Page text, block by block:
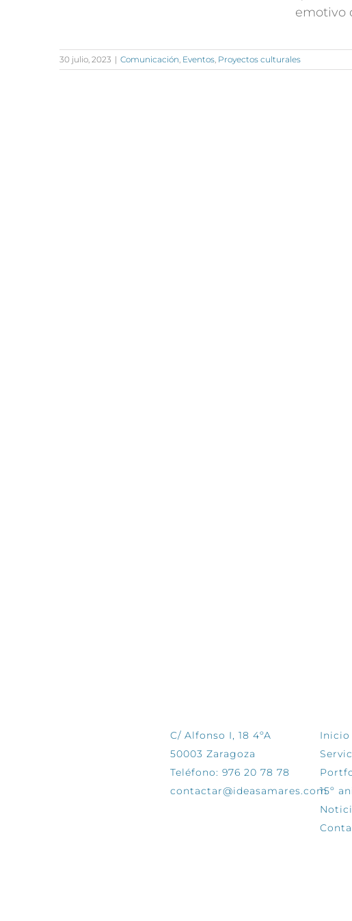
emotivo
30 julio, 2023 | Comunicación, Eventos, Proyectos culturales
C/ Alfonso I, 18 4ºA
50003 Zaragoza
Teléfono: 976 20 78 78
contactar@ideasamares.com
Inicio
15º